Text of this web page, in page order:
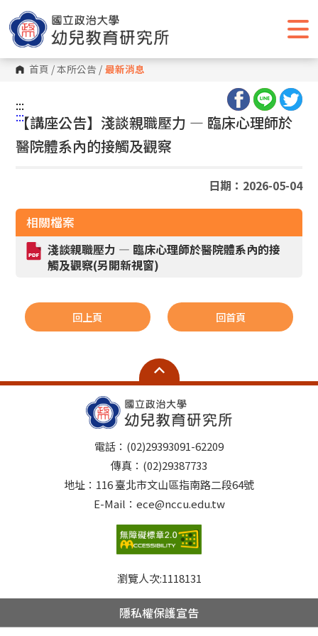
到
主
要
內
容
區 首頁 /本所公告 / 最新消息
:::
:::
【講座公告】淺談親職壓力 — 臨床心理師於
醫院體系內的接觸及觀察
日期：2026-05-04
相關檔案
淺談親職壓力 — 臨床心理師於醫院體系內的接
觸及觀察(另開新視窗)
回上頁 回首頁
電話：(02)29393091-62209
傳真：(02)29387733
地址：116 臺北市文山區指南路二段64號
E-Mail：ece@nccu.edu.tw
瀏覽人次:1118131
隱私權保護宣告